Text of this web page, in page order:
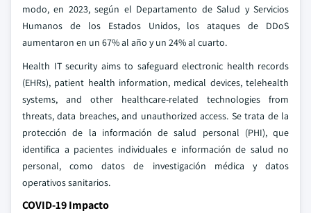
modo, en 2023, según el Departamento de Salud y Servicios
Humanos de los Estados Unidos, los ataques de DDoS
aumentaron en un 67% al año y un 24% al cuarto.
Health IT security aims to safeguard electronic health records
(EHRs), patient health information, medical devices, telehealth
systems, and other healthcare-related technologies from
threats, data breaches, and unauthorized access. Se trata de la
protección de la información de salud personal (PHI), que
identifica a pacientes individuales e información de salud no
personal, como datos de investigación médica y datos
operativos sanitarios.
COVID-19 Impacto